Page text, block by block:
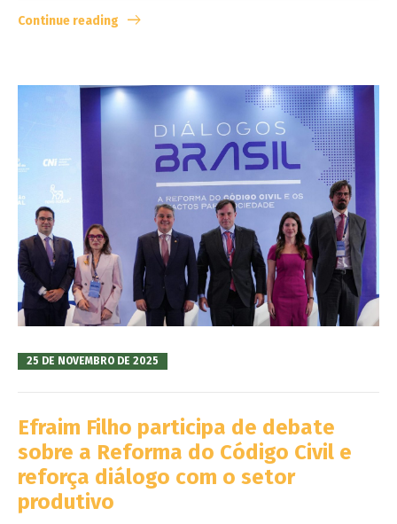
Continue reading
25 DE NOVEMBRO DE 2025
Efraim Filho participa de debate
sobre a Reforma do Código Civil e
reforça diálogo com o setor
produtivo